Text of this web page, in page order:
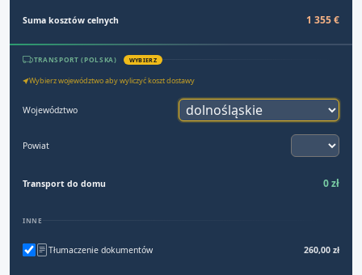
Suma kosztów celnych 1 355 €
TRANSPORT (POLSKA) WYBIERZ
Wybierz województwo aby wyliczyć koszt dostawy
Województwo
Powiat
Transport do domu 0 zł
INNE
Tłumaczenie dokumentów 260,00 zł